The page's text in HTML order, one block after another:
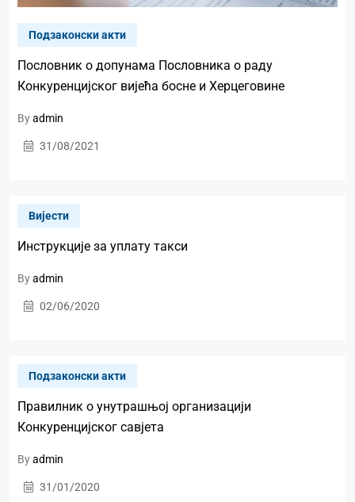
Подзаконски акти
Пословник о допунама Пословника о раду
Конкуренцијског вијећа босне и Херцеговине
Byadmin
31/08/2021
Вијести
Инструкције за уплату такси
Byadmin
02/06/2020
Подзаконски акти
Правилник о унутрашњој организацији
Конкуренцијског савјета
Byadmin
31/01/2020